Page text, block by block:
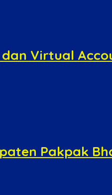
dan Virtual
Pakpak